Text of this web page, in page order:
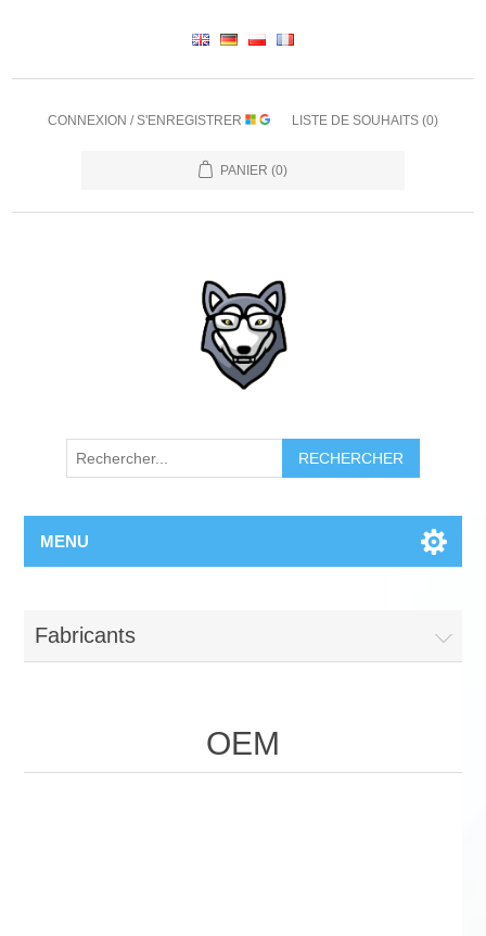
CONNEXION / S'ENREGISTRER LISTE DE SOUHAITS (0)
PANIER (0)
RECHERCHER
MENU
Fabricants
OEM